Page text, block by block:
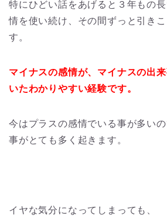
特にひどい話をあげると３年もの
情を使い続け、その間ずっと引き
す。
マイナスの感情が、マイナスの出
いたわかりやすい経験です。
今はプラスの感情でいる事が多い
事がとても多く起きます。
イヤな気分になってしまっても、